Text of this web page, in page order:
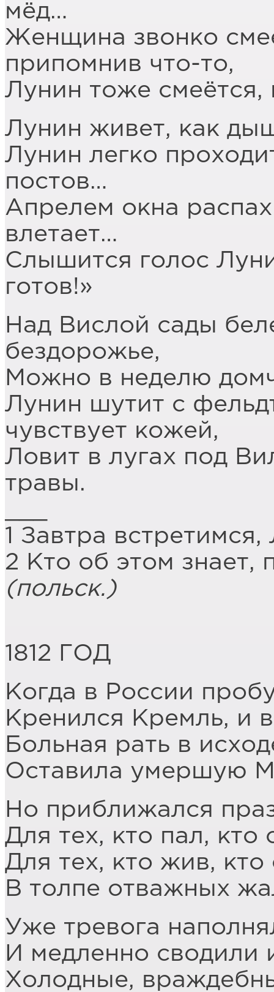
мёд…
Женщина звонко
припомнив что-то,
Лунин тоже смеётся,
Лунин живет, как
Лунин легко
постов…
Апрелем окна
влетает…
Слышится голос
готов!»
Над Вислой сады
бездорожье,
Можно в неделю
Лунин шутит с
чувствует кожей,
Ловит в лугах под
травы.
1 Завтра
2 Кто об этом знает,
(польск.)
1812 ГОД
Когда в России
Кренился Кремль, и
Больная рать в
Оставила умершую
Но приближался
Для тех, кто пал, кто
Для тех, кто жив,
В толпе отважных
Уже тревога
И медленно сводили
Холодные,